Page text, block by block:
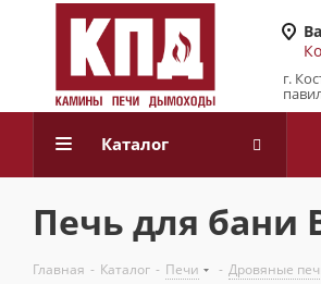
г.
Каталог
Печь для бани
Главная - Каталог - Печи - Дровяные